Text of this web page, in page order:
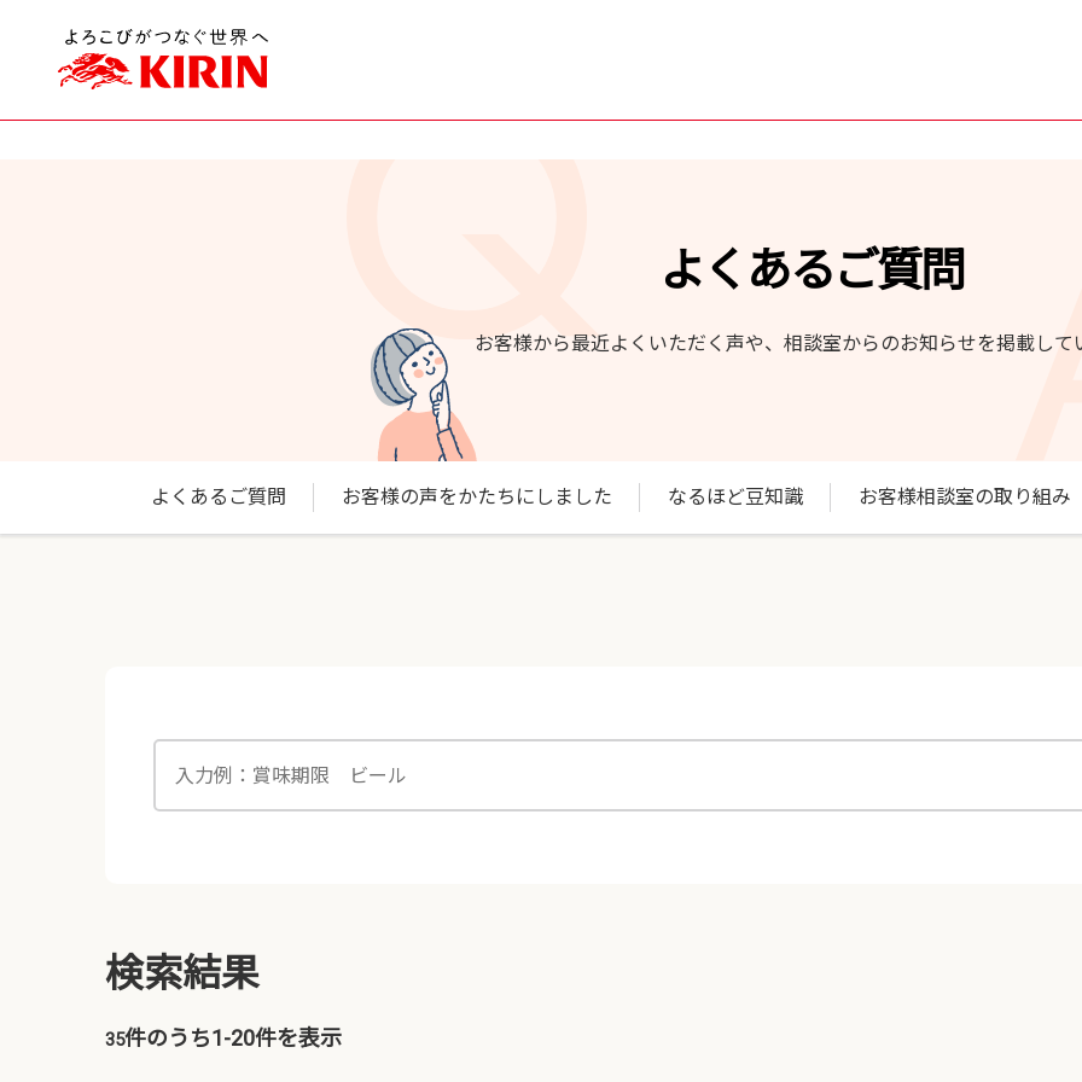
よくあるご質問
お客様から最近よくいただく声や、相談室からのお知らせを掲載して
よくあるご質問 お客様の声をかたちにしました なるほど豆知識 お客様相談室の取り組み
検索結果
35件のうち1-20件を表示